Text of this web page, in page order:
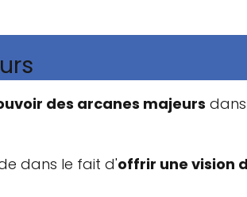
des arcanes majeurs
dans le fait d'offrir une vision